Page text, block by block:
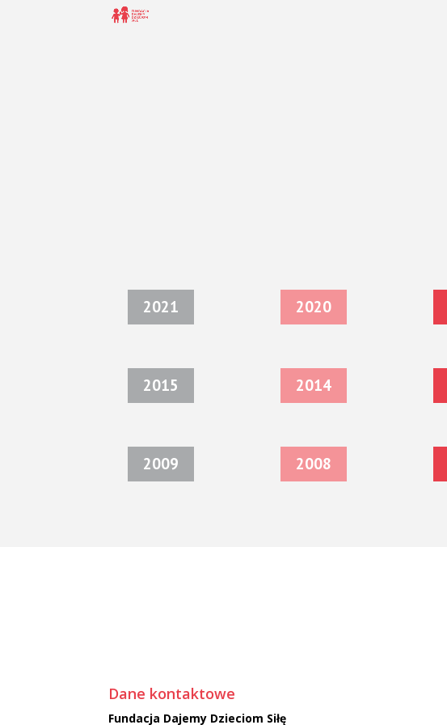
2021 2020
2015 2014
2009 2008
Dane kontaktowe
Fundacja Dajemy Dzieciom Siłę